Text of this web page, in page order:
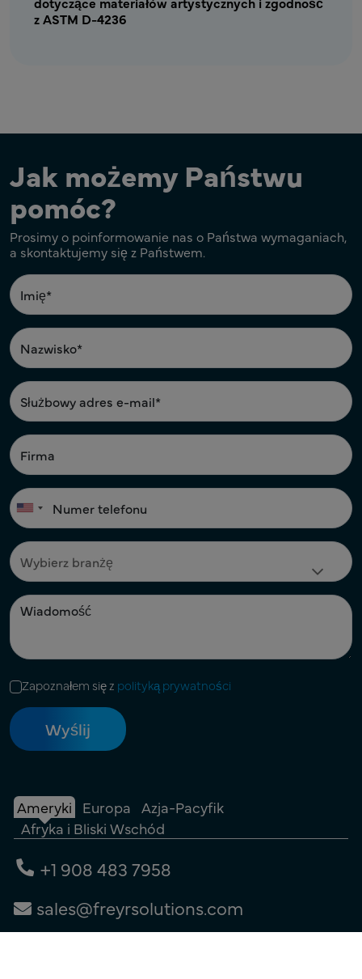
z ASTM D-4236
Jak możemy Państwu
pomóc?
Prosimy o poinformowanie nas o Państwa wymaganiach,
a skontaktujemy się z Państwem.
Zapoznałem się z polityką prywatności
Ameryki Europa Azja-Pacyfik
Afryka i Bliski Wschód
+1 908 483 7958
sales@freyrsolutions.com